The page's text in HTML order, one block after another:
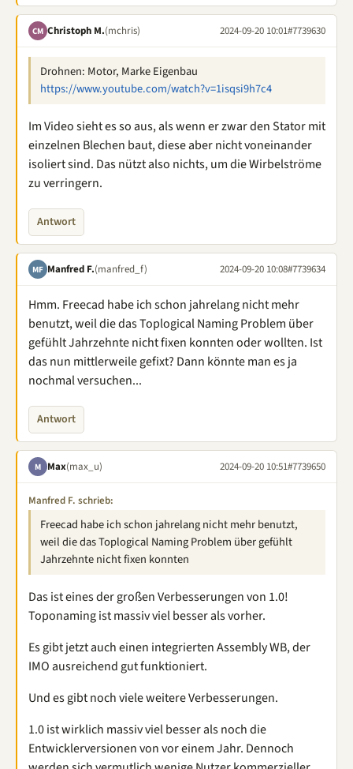
CM Christoph M.(mchris) 2024-09-20 10:01#7739630
Drohnen: Motor, Marke Eigenbau
https://www.youtube.com/watch?v=1isqsi9h7c4
Im Video sieht es so aus, als wenn er zwar den Stator mit
einzelnen Blechen baut, diese aber nicht voneinander
isoliert sind. Das nützt also nichts, um die Wirbelströme
zu verringern.
Antwort
MF Manfred F.(manfred_f) 2024-09-20 10:08#7739634
Hmm. Freecad habe ich schon jahrelang nicht mehr
benutzt, weil die das Toplogical Naming Problem über
gefühlt Jahrzehnte nicht fixen konnten oder wollten. Ist
das nun mittlerweile gefixt? Dann könnte man es ja
nochmal versuchen...
Antwort
M Max(max_u) 2024-09-20 10:51#7739650
Manfred F. schrieb:
Freecad habe ich schon jahrelang nicht mehr benutzt,
weil die das Toplogical Naming Problem über gefühlt
Jahrzehnte nicht fixen konnten
Das ist eines der großen Verbesserungen von 1.0!
Toponaming ist massiv viel besser als vorher.
Es gibt jetzt auch einen integrierten Assembly WB, der
IMO ausreichend gut funktioniert.
Und es gibt noch viele weitere Verbesserungen.
1.0 ist wirklich massiv viel besser als noch die
Entwicklerversionen von vor einem Jahr. Dennoch